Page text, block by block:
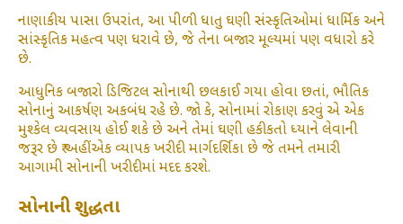
નાણાકીય પાસા ઉપરાંત, આ પીળી ધાતુ ઘણી સંસ્કૃતિઓમાં ધાર્મિક અને
સાંસ્કૃતિક મહત્વ પણ ધરાવે છે, જે તેના બજાર મૂલ્યમાં પણ વધારો કરે
છે.
આધુનિક બજારો ડિજિટલ સોનાથી છલકાઈ ગયા હોવા છતાં, ભૌતિક
સોનાનું આકર્ષણ અકબંધ રહે છે. જો કે, સોનામાં રોકાણ કરવું એ એક
મુશ્કેલ વ્યવસાય હોઈ શકે છે અને તેમાં ઘણી હકીકતો ધ્યાને લેવાની
જરૂર છે ₹ અહીં એક વ્યાપક ખરીદી માર્ગદર્શિકા છે જે તમને તમારી
આગામી સોનાની ખરીદીમાં મદદ કરશે.
સોનાની શુદ્ધતા